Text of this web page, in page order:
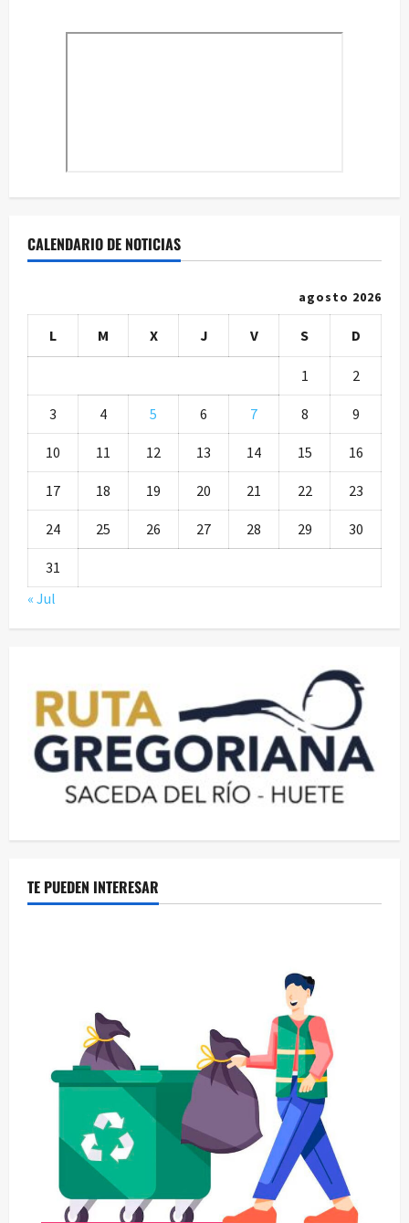
CALENDARIO DE NOTICIAS
agosto 2026
L M X J V S D
1 2
3 4 5 6 7 8 9
10 11 12 13 14 15 16
17 18 19 20 21 22 23
24 25 26 27 28 29 30
31
« Jul
TE PUEDEN INTERESAR